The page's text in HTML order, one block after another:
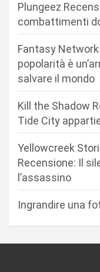
Plungeez
combattimenti
Fantasy
popolarità è
salvare il mondo
Kill the Shadow
Tide City
Yellowcreek
Recensione: Il
l’assassino
Ingrandire una